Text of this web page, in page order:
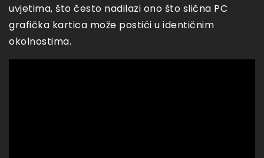
uvjetima, što često nadilazi ono što slična PC
grafička kartica može postići u identičnim
okolnostima.